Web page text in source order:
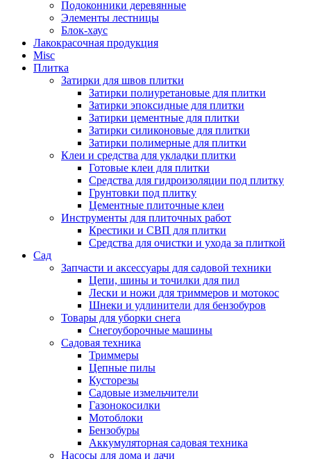
Подоконники деревянные
Элементы лестницы
Блок-хаус
Лакокрасочная продукция
Misc
Плитка
Затирки для швов плитки
Затирки полиуретановые для плитки
Затирки эпоксидные для плитки
Затирки цементные для плитки
Затирки силиконовые для плитки
Затирки полимерные для плитки
Клеи и средства для укладки плитки
Готовые клеи для плитки
Средства для гидроизоляции под плитку
Грунтовки под плитку
Цементные плиточные клеи
Инструменты для плиточных работ
Крестики и СВП для плитки
Средства для очистки и ухода за плиткой
Сад
Запчасти и аксессуары для садовой техники
Цепи, шины и точилки для пил
Лески и ножи для триммеров и мотокос
Шнеки и удлинители для бензобуров
Товары для уборки снега
Снегоуборочные машины
Садовая техника
Триммеры
Цепные пилы
Кусторезы
Садовые измельчители
Газонокосилки
Мотоблоки
Бензобуры
Аккумуляторная садовая техника
Насосы для дома и дачи